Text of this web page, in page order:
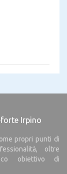
Irpino
propri punti di
oltre
obiettivo di